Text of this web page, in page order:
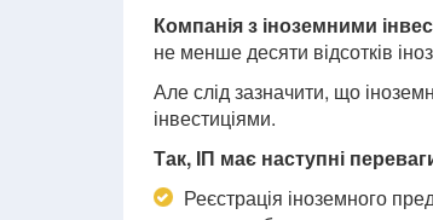
Компанія з іноземними
не менше десяти відсотків
Але слід зазначити, що
інвестиціями.
Так, ІП має наступні
Реєстрація іноземного